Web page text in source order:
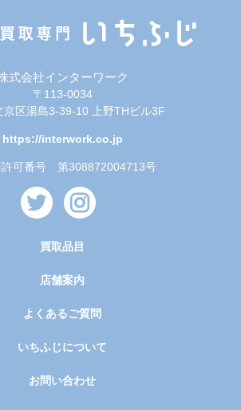
式会社インターワーク
〒113-0034
京区湯島3-39-10 上野THビル3F
https://interwork.co.jp
許可番号 第308872004713号
買取品目
店舗案内
よくあるご質問
いちふじについて
お問い合わせ